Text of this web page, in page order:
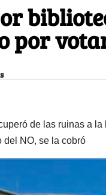
por
de las ruinas a
del NO, se la cobró